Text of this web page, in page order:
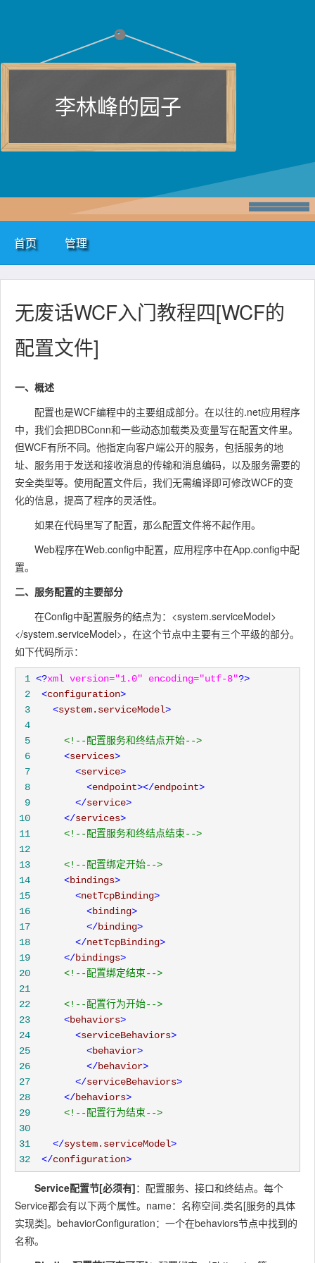
李林峰的园子
首页 管理
无废话WCF入门教程四[WCF的
配置文件]
一、概述
配置也是WCF编程中的主要组成部分。在以往的.net应用程序
中，我们会把DBConn和一些动态加载类及变量写在配置文件里。
但WCF有所不同。他指定向客户端公开的服务，包括服务的地
址、服务用于发送和接收消息的传输和消息编码，以及服务需要的
安全类型等。使用配置文件后，我们无需编译即可修改WCF的变
化的信息，提高了程序的灵活性。
如果在代码里写了配置，那么配置文件将不起作用。
Web程序在Web.config中配置，应用程序中在App.config中配
置。
二、服务配置的主要部分
在Config中配置服务的结点为：<system.serviceModel>
</system.serviceModel>，在这个节点中主要有三个平级的部分。
如下代码所示：
1 <?xml version="1.0" encoding="utf-8"?>
2
<configuration>
3
<system.serviceModel>
4
5
<!--配置服务和终结点开始-->
6
<services>
7
<service>
8
<endpoint></endpoint>
9
</service>
10
</services>
11
<!--配置服务和终结点结束-->
12
13
<!--配置绑定开始-->
14
<bindings>
15
<netTcpBinding>
16
<binding>
17
</binding>
18
</netTcpBinding>
19
</bindings>
20
<!--配置绑定结束-->
21
22
<!--配置行为开始-->
23
<behaviors>
24
<serviceBehaviors>
25
<behavior>
26
</behavior>
27
</serviceBehaviors>
28
</behaviors>
29
<!--配置行为结束-->
30
31
</system.serviceModel>
32
</configuration>
Service配置节[必须有]：配置服务、接口和终结点。每个
Service都会有以下两个属性。name：名称空间.类名[服务的具体
实现类]。behaviorConfiguration：一个在behaviors节点中找到的
名称。